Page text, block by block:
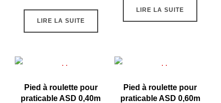
LIRE LA SUITE
LIRE LA SUITE
Pied à roulette pour
praticable ASD 0,40m
Pied à roulette pour
praticable ASD 0,60m